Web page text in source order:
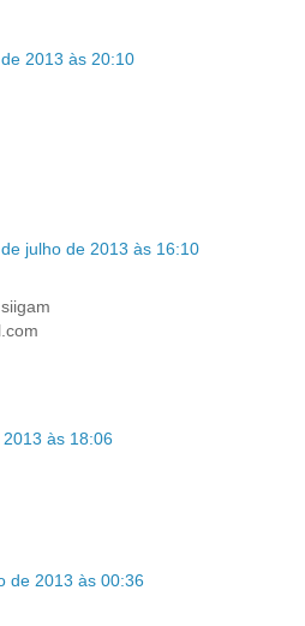
2013 às 20:10
de julho de 2013 às 16:10
às 18:06
de 2013 às 00:36